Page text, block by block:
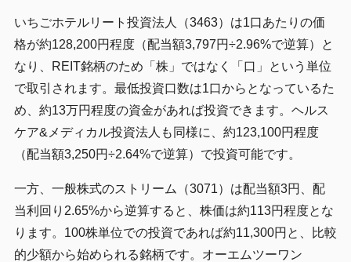
いちごホテルリート投資法人（3463）は1口あたりの価
格が約128,200円程度（配当額3,797円÷2.96%で逆算）と
なり、REIT銘柄のため「株」ではなく「口」という単位
で取引されます。最低投資口数は1口からとなっているた
め、約13万円程度の資金があれば投資できます。ヘルス
ケア&メディカル投資法人も同様に、約123,100円程度
（配当額3,250円÷2.64%で逆算）で投資可能です。
一方、一般株式のストリーム（3071）は配当額3円、配
当利回り2.65%から逆算すると、株価は約113円程度とな
ります。100株単位での投資であれば約11,300円と、比較
的少額から始められる銘柄です。オーエムツーワン